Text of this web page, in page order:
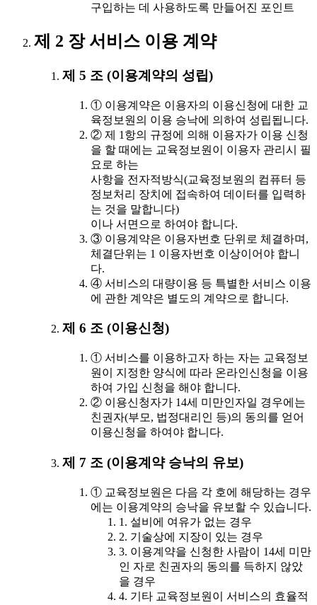
구입하는 데 사용하도록 만들어진 포인트
제 2 장 서비스 이용 계약
제 5 조 (이용계약의 성립)
① 이용계약은 이용자의 이용신청에 대한 교
육정보원의 이용 승낙에 의하여 성립됩니다.
② 제 1항의 규정에 의해 이용자가 이용 신청
을 할 때에는 교육정보원이 이용자 관리시 필
요로 하는
사항을 전자적방식(교육정보원의 컴퓨터 등
정보처리 장치에 접속하여 데이터를 입력하
는 것을 말합니다)
이나 서면으로 하여야 합니다.
③ 이용계약은 이용자번호 단위로 체결하며,
체결단위는 1 이용자번호 이상이어야 합니
다.
④ 서비스의 대량이용 등 특별한 서비스 이용
에 관한 계약은 별도의 계약으로 합니다.
제 6 조 (이용신청)
① 서비스를 이용하고자 하는 자는 교육정보
원이 지정한 양식에 따라 온라인신청을 이용
하여 가입 신청을 해야 합니다.
② 이용신청자가 14세 미만인자일 경우에는
친권자(부모, 법정대리인 등)의 동의를 얻어
이용신청을 하여야 합니다.
제 7 조 (이용계약 승낙의 유보)
① 교육정보원은 다음 각 호에 해당하는 경우
에는 이용계약의 승낙을 유보할 수 있습니다.
1. 설비에 여유가 없는 경우
2. 기술상에 지장이 있는 경우
3. 이용계약을 신청한 사람이 14세 미만
인 자로 친권자의 동의를 득하지 않았
을 경우
4. 기타 교육정보원이 서비스의 효율적